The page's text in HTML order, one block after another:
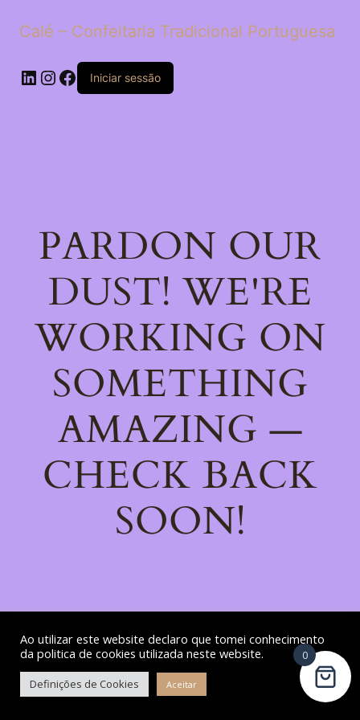
Calé – Confeitaria Tradicional Portuguesa
LinkedIn
Instagram
Facebook
Iniciar sessão
PARDON OUR
DUST! WE'RE
WORKING ON
SOMETHING
AMAZING —
CHECK BACK
SOON!
Ao utilizar este website declaro que tomei conhecimento
da politica de cookies utilizada neste website.
Definições de Cookies Aceitar
0